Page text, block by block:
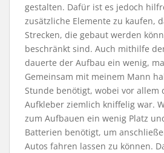
gestalten. Dafür ist es jedoch
zusätzliche Elemente zu kaufen,
Strecken, die gebaut werden
beschränkt sind. Auch mithilfe
dauerte der Aufbau ein wenig,
Gemeinsam mit meinem Mann
Stunde benötigt, wobei vor allem
Aufkleber ziemlich kniffelig war.
zum Aufbauen ein wenig Platz
Batterien benötigt, um
Autos fahren lassen zu können.